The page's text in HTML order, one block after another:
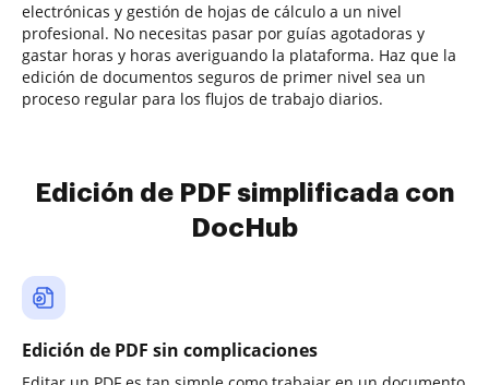
electrónicas y gestión de hojas de cálculo a un nivel
profesional. No necesitas pasar por guías agotadoras y
gastar horas y horas averiguando la plataforma. Haz que la
edición de documentos seguros de primer nivel sea un
proceso regular para los flujos de trabajo diarios.
Edición de PDF simplificada con
DocHub
Edición de PDF sin complicaciones